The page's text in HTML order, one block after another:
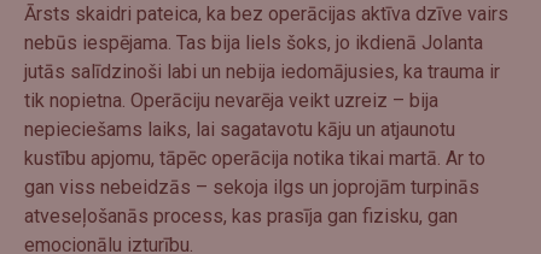
Ārsts skaidri pateica, ka bez operācijas aktīva dzīve vairs
nebūs iespējama. Tas bija liels šoks, jo ikdienā Jolanta
jutās salīdzinoši labi un nebija iedomājusies, ka trauma ir
tik nopietna. Operāciju nevarēja veikt uzreiz – bija
nepieciešams laiks, lai sagatavotu kāju un atjaunotu
kustību apjomu, tāpēc operācija notika tikai martā. Ar to
gan viss nebeidzās – sekoja ilgs un joprojām turpinās
atveseļošanās process, kas prasīja gan fizisku, gan
emocionālu izturību.